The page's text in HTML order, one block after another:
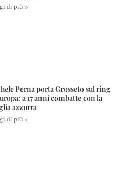
di più »
Perna porta Grosseto sul ring
a 17 anni combatte con la
azzurra
di più »